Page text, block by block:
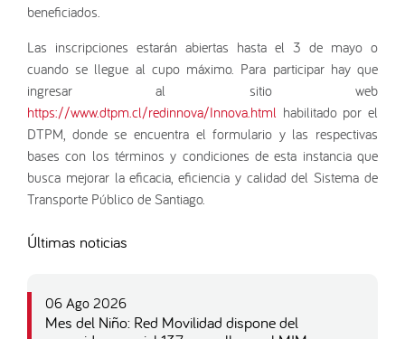
beneficiados.
Las inscripciones estarán abiertas hasta el 3 de mayo o
cuando se llegue al cupo máximo. Para participar hay que
ingresar al sitio web
https://www.dtpm.cl/redinnova/Innova.html habilitado por el
DTPM, donde se encuentra el formulario y las respectivas
bases con los términos y condiciones de esta instancia que
busca mejorar la eficacia, eficiencia y calidad del Sistema de
Transporte Público de Santiago.
Últimas noticias
06 Ago 2026
Mes del Niño: Red Movilidad dispone del